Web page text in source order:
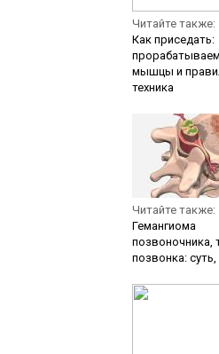
Читайте также:
Как приседать:
мышцы и
техника
Читайте также:
Гемангиома
позвоночника,
позвонка: